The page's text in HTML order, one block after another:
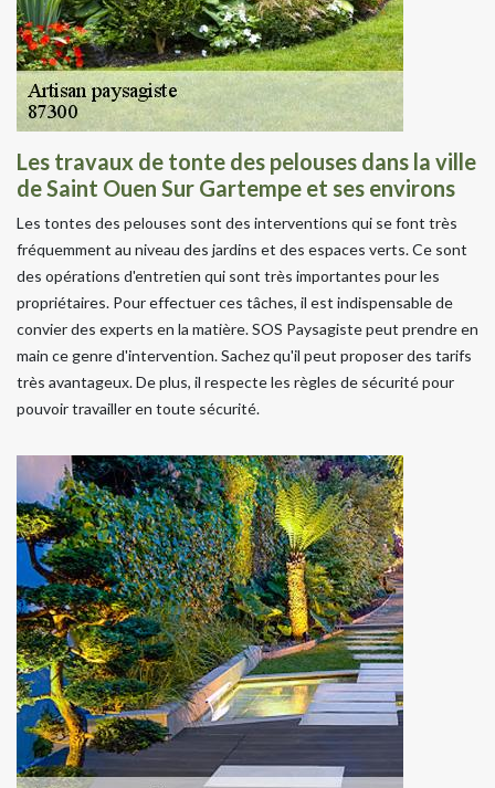
Les travaux de tonte des pelouses dans la ville
de Saint Ouen Sur Gartempe et ses environs
Les tontes des pelouses sont des interventions qui se font très
fréquemment au niveau des jardins et des espaces verts. Ce sont
des opérations d'entretien qui sont très importantes pour les
propriétaires. Pour effectuer ces tâches, il est indispensable de
convier des experts en la matière. SOS Paysagiste peut prendre en
main ce genre d'intervention. Sachez qu'il peut proposer des tarifs
très avantageux. De plus, il respecte les règles de sécurité pour
pouvoir travailler en toute sécurité.